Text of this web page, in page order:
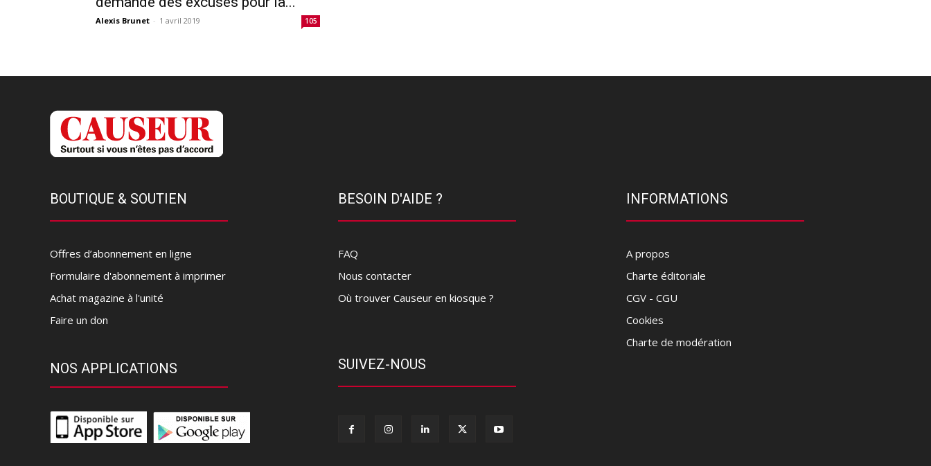
Alexis Brunet - 1 avril 2019 105
BOUTIQUE & SOUTIEN
Offres d’abonnement en ligne
Formulaire d'abonnement à imprimer
Achat magazine à l'unité
Faire un don
NOS APPLICATIONS
BESOIN D'AIDE ?
FAQ
Nous contacter
Où trouver Causeur en kiosque ?
SUIVEZ-NOUS
INFORMATIONS
A propos
Charte éditoriale
CGV - CGU
Cookies
Charte de modération